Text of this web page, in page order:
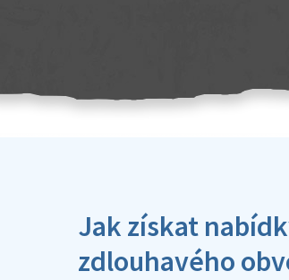
Jak získat
zdlouhavého